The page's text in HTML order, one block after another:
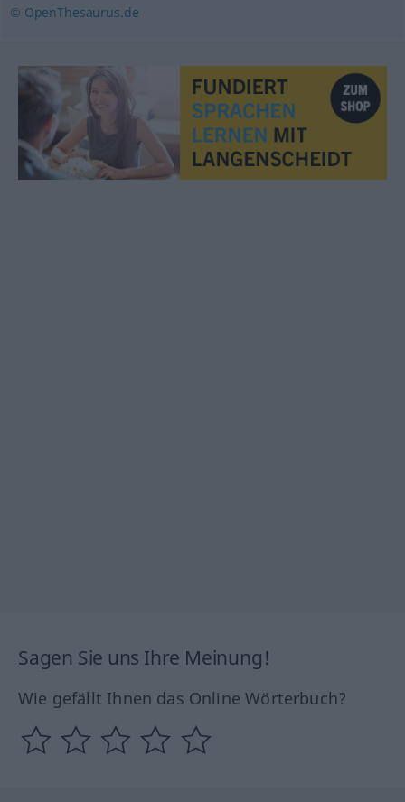
© OpenThesaurus.de
Sagen Sie uns Ihre Meinung!
Wie gefällt Ihnen das Online Wörterbuch?